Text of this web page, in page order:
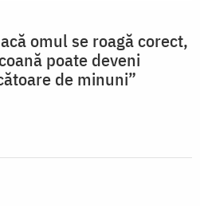
omul se roagă corect,
poate deveni
de minuni”